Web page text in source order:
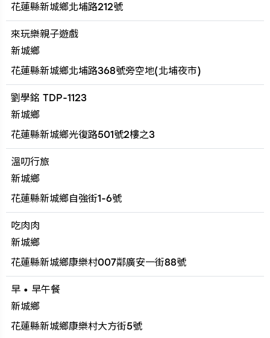
花蓮縣新城鄉北埔路212號
來玩樂親子遊戲
新城鄉
花蓮縣新城鄉北埔路368號旁空地(北埔夜市)
劉學銘 TDP-1123
新城鄉
花蓮縣新城鄉光復路501號2樓之3
溫叨行旅
新城鄉
花蓮縣新城鄉自強街1-6號
吃肉肉
新城鄉
花蓮縣新城鄉康樂村007鄰廣安一街88號
早 • 早午餐
新城鄉
花蓮縣新城鄉康樂村大方街5號